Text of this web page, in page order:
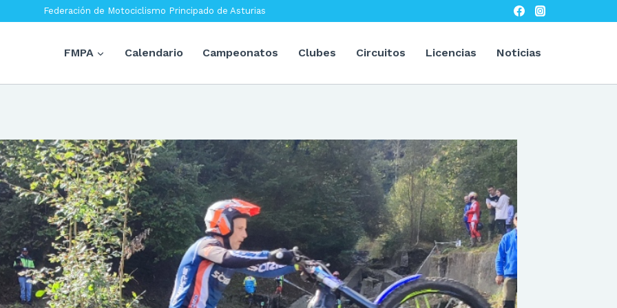
Federación de Motociclismo Principado de Asturias
FMPA Calendario Campeonatos Clubes Circuitos Licencias Noticias